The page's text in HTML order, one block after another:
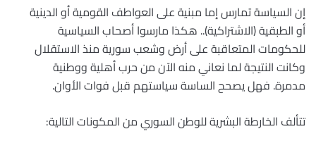
إن السياسة تمارس إما مبنية على العواطف القومية أو الدينية
أو الطبقية (الاشتراكية).. هكذا مارسوا أصحاب السياسية
للحكومات المتعاقبة على أرض وشعب سورية منذ الاستقلال
وكانت النتيجة لما نعاني منه الآن من حرب أهلية ووطنية
مدمرة. فهل يصحح الساسة سياستهم قبل فوات الأوان.
تتألف الخارطة البشرية للوطن السوري من المكونات التالية: